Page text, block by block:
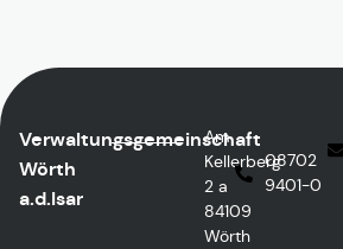
Verwaltungsgemeinschaft
Wörth
a.d.Isar
Am
Kellerberg
2 a
84109
Wörth
08702
9401-0